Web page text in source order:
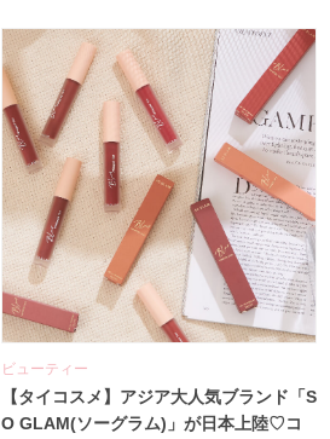
ビューティー
【タイコスメ】アジア大人気ブランド「S
O GLAM(ソーグラム)」が日本上陸♡コ